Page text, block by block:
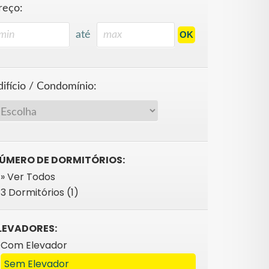
até
/ Condomínio:
DE DORMITÓRIOS:
» Ver Todos
3 Dormitórios (1)
Com Elevador
Sem Elevador